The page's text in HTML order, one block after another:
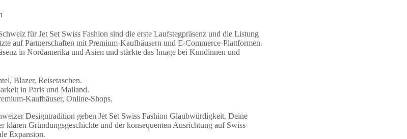
für Jet Set Swiss Fashion sind die erste Laufstegpräsenz und die Listung
auf Partnerschaften mit Premium-Kaufhäusern und E‑Commerce-Plattformen.
in Nordamerika und Asien und stärkte das Image bei Kundinnen und
Blazer, Reisetaschen.
in Paris und Mailand.
Kaufhäuser, Online-Shops.
Designtradition geben Jet Set Swiss Fashion Glaubwürdigkeit. Deine
klaren Gründungsgeschichte und der konsequenten Ausrichtung auf Swiss
Expansion.